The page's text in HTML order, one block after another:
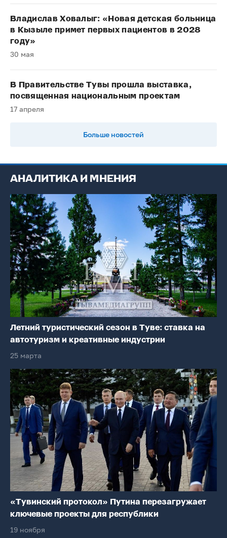
Владислав Ховалыг: «Новая детская больница
в Кызыле примет первых пациентов в 2028
году»
30 мая
В Правительстве Тувы прошла выставка,
посвященная национальным проектам
17 апреля
Больше новостей
АНАЛИТИКА И МНЕНИЯ
Летний туристический сезон в Туве: ставка на
автотуризм и креативные индустрии
25 марта
«Тувинский протокол» Путина перезагружает
ключевые проекты для республики
19 ноября